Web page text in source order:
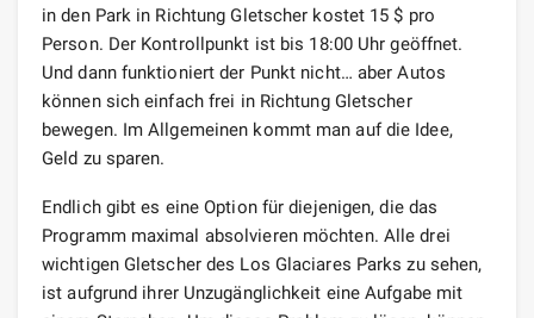
in den Park in Richtung Gletscher kostet 15 $ pro
Person. Der Kontrollpunkt ist bis 18:00 Uhr geöffnet.
Und dann funktioniert der Punkt nicht… aber Autos
können sich einfach frei in Richtung Gletscher
bewegen. Im Allgemeinen kommt man auf die Idee,
Geld zu sparen.
Endlich gibt es eine Option für diejenigen, die das
Programm maximal absolvieren möchten. Alle drei
wichtigen Gletscher des Los Glaciares Parks zu sehen,
ist aufgrund ihrer Unzugänglichkeit eine Aufgabe mit